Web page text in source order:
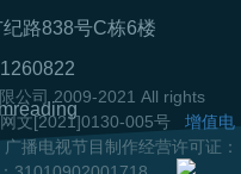
纪路838号C栋6楼
公司 2009-2021 All rights
文[2021]0130-005号 增值电
播电视节目制作经营许可证：